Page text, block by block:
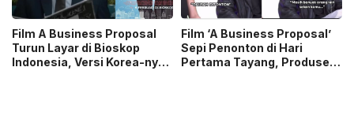
Film A Business Proposal
Turun Layar di Bioskop
Indonesia, Versi Korea-nya
Film ‘A Business Proposal’
Sepi Penonton di Hari
Pertama Tayang, Produser